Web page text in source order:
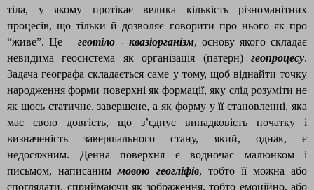
тіла, у якому протікає велика кількість різноманітних
процесів, що тільки й дозволяє говорити про нього як про
“живе”. Це –геотіло - квазіорганізм, основу якого складає
невидима геосистема як організація (патерн) геопроцесу.
Задача географа складається саме у тому, щоб віднайти точку
народження форми поверхні як формації, яку слід розуміти не
як щось статичне, завершене, а як форму у її становленні, яка
має свою довгість, що з’єднує випадковість початку і
визначеність завершального стану, який, однак, є
недосяжним. Денна поверхня є водночас малюнком і
письмом, написаниммовою геогліфів, тобто її можна або
споглядати, сприймаючи як зображення, тобто емоційно, або